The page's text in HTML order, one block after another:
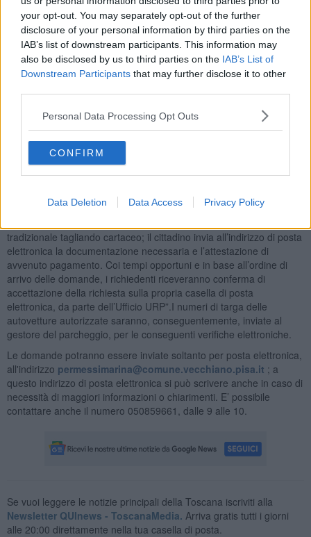
your opt-out. You may separately opt-out of the further
disclosure of your personal information by third parties on the
IAB’s list of downstream participants. This information may
also be disclosed by us to third parties on the IAB’s List of
Downstream Participants that may further disclose it to other
Personal Data Processing Opt Outs
CONFIRM
Data Deletion Data Access Privacy Policy
stagione balneare vera e propria, quindi bagni di sole e in mare,
sulla spiaggia libera bisognerà aspettare ancora alcuni giorni, in
base alle prescrizioni governative che hanno fissato l’avvio per la
stagione dal prossimo 15 maggio. Siamo inoltre al lavoro, per far
fronte ai protocolli di sicurezza governativi utili a contrastare la
diffusione del contagio da Covid19 che impongono, come lo scorso
anno, attività di logistica e di sorveglianza tutte a carico dell’Ente
Nonostante questi impegni ulteriori per il Comune, che comportano
delle spese aggiuntive, il costo dei pass per Marina di Vecchiano
rimane inalterato e fermo a 15 euro”
cittadino.Le modalità per richiedere gli abbonamenti, data
niente più code allo sportello dell’URP, avviene tutto in modalità
online.“Le domande potranno essere inviate soltanto per posta
tradizionale tagliando cartaceo; il cittadino invia all’indirizzo di posta
elettronica la documentazione necessaria e l’attestazione di
avvenuto pagamento. Coi tempi opportuni e in base all’ordine di
arrivo delle domande, i richiedenti riceveranno conferma di
accettazione della richiesta sulla propria casella di posta
elettronica, da parte dell’Ufficio URP”.I numeri di targa delle
autovetture autorizzate saranno, conseguentemente, inviate al
gestore del parcheggio, per le conseguenti verifiche elettroniche.
Le domande potranno essere inviate soltanto per posta elettronica,
all'indirizzo permessimarina@comune.vecchiano.pisa.it ; a
questo indirizzo di posta elettronica si può scrivere anche in caso di
necessità di maggiori informazioni o chiarimenti. E’ possibile
contattare anche il numero 050859661, dalle 9 alle 10.
Se vuoi leggere le notizie principali della Toscana iscriviti alla
Newsletter QUInews - ToscanaMedia. Arriva gratis tutti i giorni
alle 20:00 direttamente nella tua casella di posta.